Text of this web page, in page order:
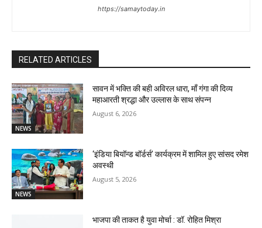
https://samaytoday.in
RELATED ARTICLES
NEWS
सावन में भक्ति की बही अविरल धारा, माँ गंगा की दिव्य
महाआरती श्रद्धा और उल्लास के साथ संपन्न
August 6, 2026
NEWS
‘इंडिया बियॉन्ड बॉर्डर्स’ कार्यक्रम में शामिल हुए सांसद रमेश
अवस्थी
August 5, 2026
भाजपा की ताकत है युवा मोर्चा : डॉ. रोहित मिश्रा